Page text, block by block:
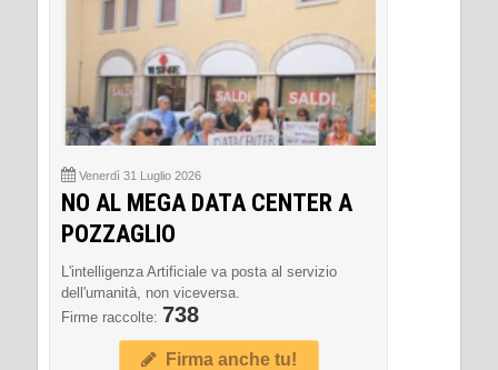
Venerdì 31 Luglio 2026
NO AL MEGA DATA CENTER A
POZZAGLIO
L'intelligenza Artificiale va posta al servizio
dell'umanità, non viceversa.
Firme raccolte: 738
Firma anche tu!